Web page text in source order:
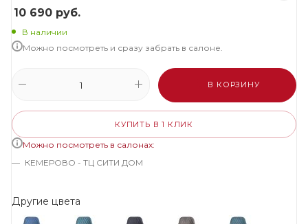
10 690 руб.
В наличии
Можно посмотреть и сразу забрать в салоне.
В КОРЗИНУ
КУПИТЬ В 1 КЛИК
Можно посмотреть в салонах:
КЕМЕРОВО - ТЦ СИТИ ДОМ
Другие цвета